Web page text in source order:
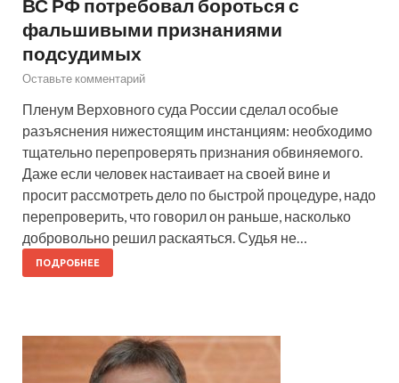
ВС РФ потребовал бороться с
фальшивыми признаниями
подсудимых
Оставьте комментарий
Пленум Верховного суда России сделал особые
разъяснения нижестоящим инстанциям: необходимо
тщательно перепроверять признания обвиняемого.
Даже если человек настаивает на своей вине и
просит рассмотреть дело по быстрой процедуре, надо
перепроверить, что говорил он раньше, насколько
добровольно решил раскаяться. Судья не…
ПОДРОБНЕЕ